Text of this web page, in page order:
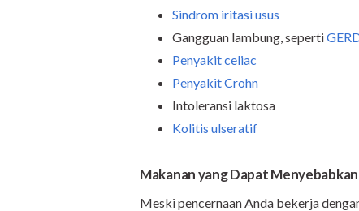
Sindrom iritasi usus
Gangguan lambung, seperti
Penyakit celiac
Penyakit Crohn
Intoleransi laktosa
Kolitis ulseratif
Makanan yang Dapat
Meski pencernaan Anda bekerja